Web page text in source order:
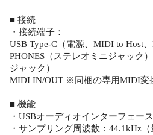
■ 接続
・接続端子：
USB Type-C（電源、MIDI to Host
PHONES（ステレオミニジャック
ジャック）
MIDI IN/OUT ※同梱の専用MIDI変
■ 機能
・USBオーディオインターフェース
・サンプリング周波数：44.1kHz